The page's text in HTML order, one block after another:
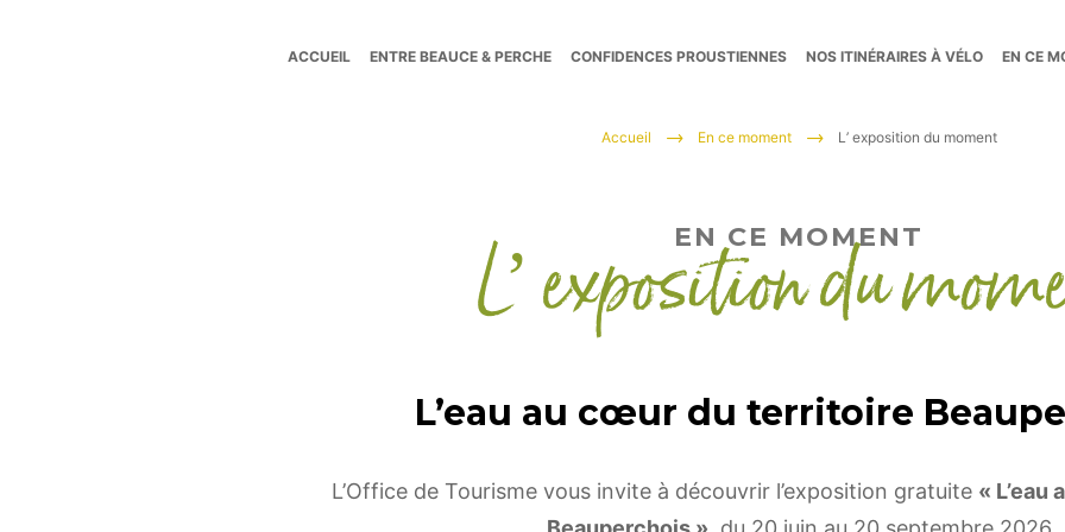
ACCUEIL ENTRE BEAUCE & PERCHE CONFIDENCES PROUSTIENNES NOS ITINÉRAIRES À VÉLO EN CE
Accueil En ce moment L’ exposition du moment
EN CE MOMENT
L’ exposition du
L’eau au cœur du territoire
L’Office de Tourisme vous invite à découvrir l’exposition gratuite « L’eau